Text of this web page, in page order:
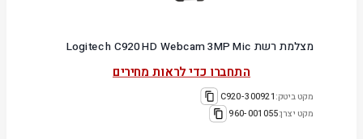
מצלמת רשת Logitech C920 HD Webcam 3MP Mic
התחברו כדי לראות מחירים
מקט ביטק:300921-C920
מקט יצרן:960-001055